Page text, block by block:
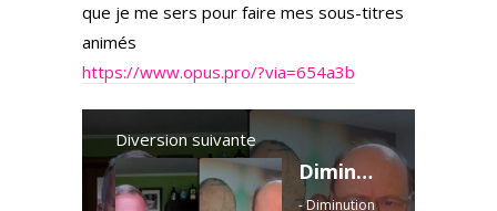
que je me sers pour faire mes sous-titres
animés
https://www.opus.pro/?via=654a3b
Diversion suivante
Diminution Vaxx Covid aux USA et réactions enflammées
- Diminution